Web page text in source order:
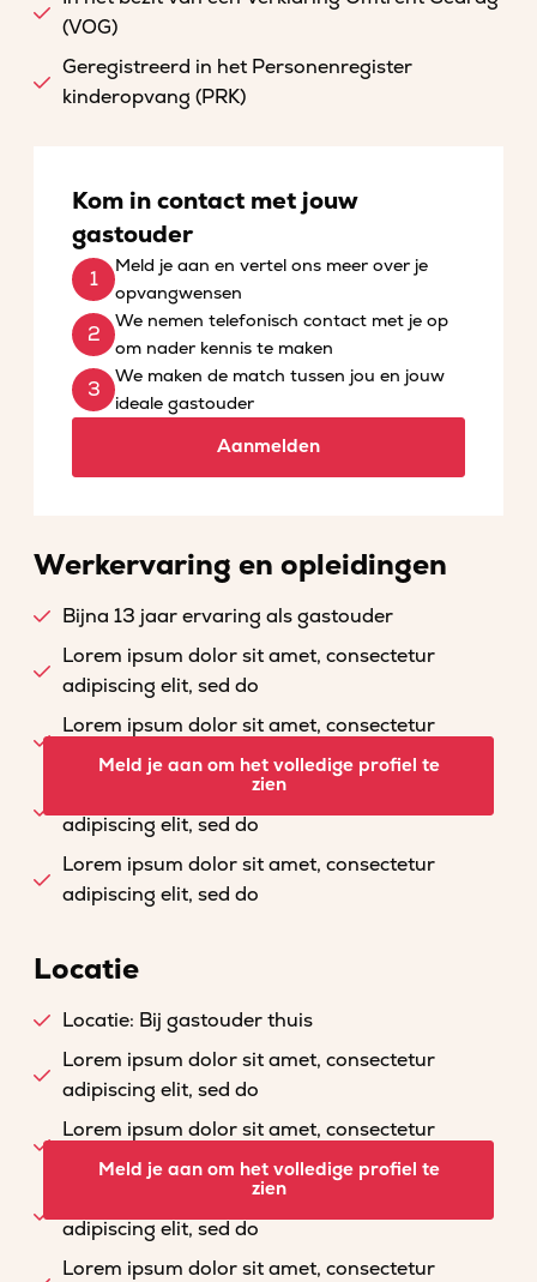
(VOG)
Geregistreerd in het Personenregister
kinderopvang (PRK)
Kom in contact met jouw
gastouder
Meld je aan en vertel ons meer over je
opvangwensen
We nemen telefonisch contact met je op
om nader kennis te maken
We maken de match tussen jou en jouw
ideale gastouder
Aanmelden
Werkervaring en opleidingen
Bijna 13 jaar ervaring als gastouder
Lorem ipsum dolor sit amet, consectetur
adipiscing elit, sed do
Lorem ipsum dolor sit amet, consectetur
adipiscing elit, sed do
Lorem ipsum dolor sit amet, consectetur
adipiscing elit, sed do
Lorem ipsum dolor sit amet, consectetur
adipiscing elit, sed do
Meld je aan om het volledige profiel te
zien
Locatie
Locatie: Bij gastouder thuis
Lorem ipsum dolor sit amet, consectetur
adipiscing elit, sed do
Lorem ipsum dolor sit amet, consectetur
adipiscing elit, sed do
Lorem ipsum dolor sit amet, consectetur
adipiscing elit, sed do
Lorem ipsum dolor sit amet, consectetur
Meld je aan om het volledige profiel te
zien